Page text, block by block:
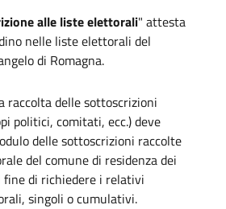
alle liste elettorali" attesta
nelle liste elettorali del
di Romagna.
raccolta delle sottoscrizioni
politici, comitati, ecc.) deve
delle sottoscrizioni raccolte
del comune di residenza dei
di richiedere i relativi
singoli o cumulativi.